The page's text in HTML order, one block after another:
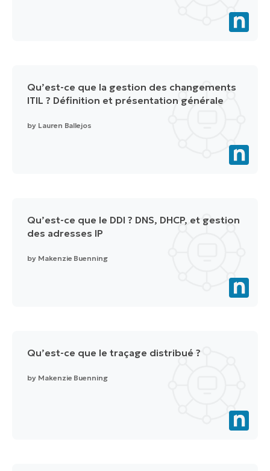
Qu’est-ce que la gestion des changements
ITIL ? Définition et présentation générale
by Lauren Ballejos
Qu’est-ce que le DDI ? DNS, DHCP, et gestion
des adresses IP
by Makenzie Buenning
Qu’est-ce que le traçage distribué ?
by Makenzie Buenning